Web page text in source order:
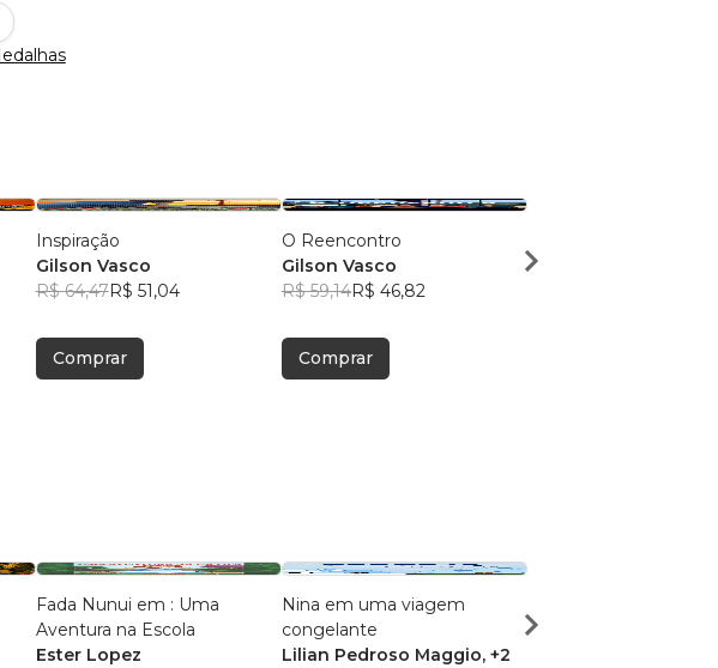
Inspiração
Gilson Vasco
R$ 64,47R$ 51,04
Comprar
O Reencontro
Gilson Vasco
R$ 59,14R$ 46,82
Comprar
Wanderleense
Fada Nunui em : Uma
Aventura na Escola
Ester Lopez
Nina em uma viagem
congelante
Lilian Pedroso Maggio, +2
Maria Madalena Silva